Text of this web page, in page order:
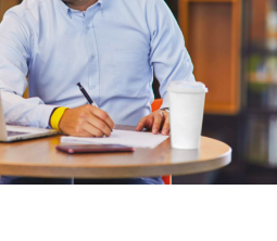
frente al valor
los flujos de caja al holding
para consolidar el rol de
cabeza de Grupo Argos y
de activos y
en cabeza de Grupo Argos
afirma, Juan Esteban